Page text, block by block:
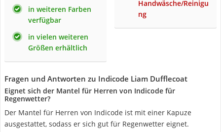
in weiteren Farben
verfügbar
in vielen weiteren
Größen erhältlich
Handwäsche/Reinigu
ng
Fragen und Antworten zu Indicode Liam Dufflecoat
Eignet sich der Mantel für Herren von Indicode für
Regenwetter?
Der Mantel für Herren von Indicode ist mit einer Kapuze
ausgestattet, sodass er sich gut für Regenwetter eignet.